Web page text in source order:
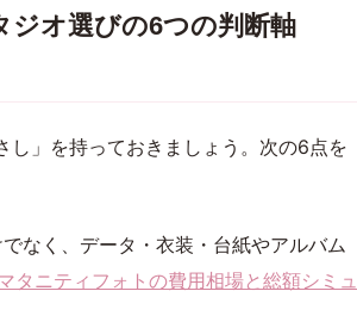
オ選びの6つの判断軸
」を持っておきましょう。次の6点を
でなく、データ・衣装・台紙やアルバム
タニティフォトの費用相場と総額シミュ